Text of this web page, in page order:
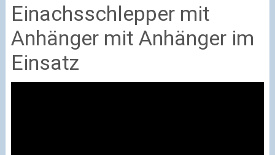
Einachsschlepper mit
Anhänger mit Anhänger im
Einsatz